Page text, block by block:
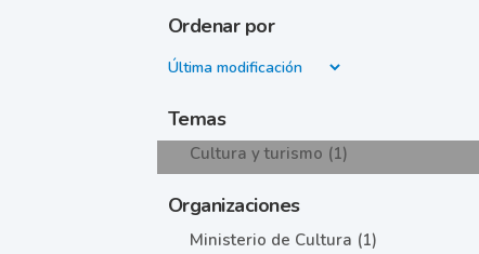
Ordenar por
Temas
Cultura y turismo (1)
Organizaciones
Ministerio de Cultura (1)